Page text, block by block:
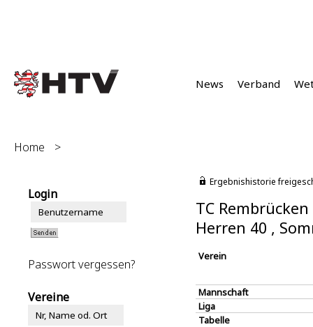
News Verband
Home >
Login
Passwort vergessen?
Vereine
Ergebnishistorie
TC Rembrücken
Herren 40 ,
Verein
Mannschaft
Liga
Tabelle